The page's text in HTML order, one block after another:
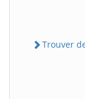
Trouver